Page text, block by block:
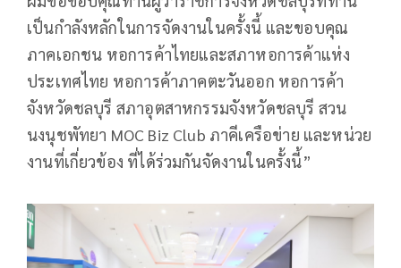
เป็นกำลังหลักในการจัดงานในครั้งนี้ และขอบคุณ
ภาคเอกชน หอการค้าไทยและสภาหอการค้าแห่ง
ประเทศไทย หอการค้าภาคตะวันออก หอการค้า
จังหวัดชลบุรี สภาอุตสาหกรรมจังหวัดชลบุรี สวน
นงนุชพัทยา MOC Biz Club ภาคีเครือข่าย และหน่วย
งานที่เกี่ยวข้อง ที่ได้ร่วมกันจัดงานในครั้งนี้”